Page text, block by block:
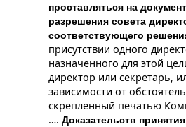
проставляться на
разрешения совета
соответствующего
присутствии одного
назначенного для этой
директор или секретарь,
зависимости от
скрепленный печатью
…. Доказательств